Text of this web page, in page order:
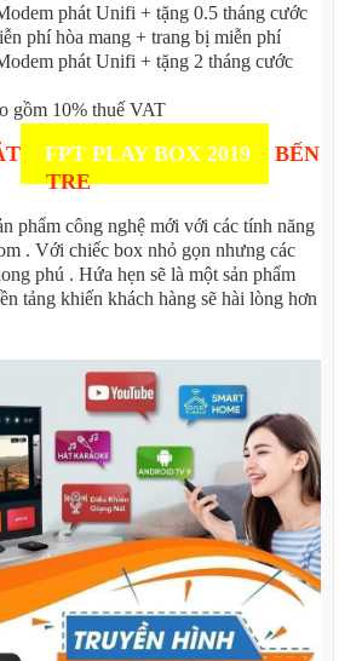
phát Unifi + tặng 0.5 tháng cước
phí hòa mang + trang bị miễn phí
phát Unifi + tặng 2 tháng cước
gồm 10% thuế VAT
FPT PLAY BOX 2019
BẾN
TRE
phẩm công nghệ mới với các tính năng
. Với chiếc box nhỏ gọn nhưng các
phú . Hứa hẹn sẽ là một sản phẩm
tảng khiến khách hàng sẽ hài lòng hơn